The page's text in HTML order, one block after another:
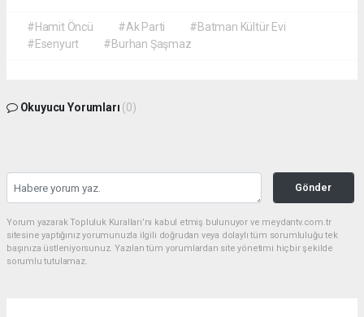
#Hamit Öncü #Ak Parti
#Batman Kültür Evi
#Esenyurt
#Burhan Şaşmaz
Okuyucu Yorumları (0)
Gönder
Yorum yazarak Topluluk Kuralları’nı kabul etmiş bulunuyor ve meydantv.com.tr
sitesine yaptığınız yorumunuzla ilgili doğrudan veya dolaylı tüm sorumluluğu tek
başınıza üstleniyorsunuz. Yazılan tüm yorumlardan site yönetimi hiçbir şekilde
sorumlu tutulamaz.